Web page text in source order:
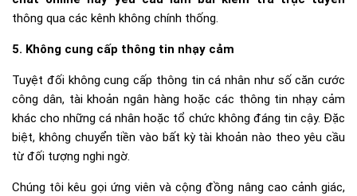
thông qua các kênh không chính thống.
5. Không cung cấp thông tin nhạy cảm
Tuyệt đối không cung cấp thông tin cá nhân như số căn cước
công dân, tài khoản ngân hàng hoặc các thông tin nhạy cảm
khác cho những cá nhân hoặc tổ chức không đáng tin cậy. Đặc
biệt, không chuyển tiền vào bất kỳ tài khoản nào theo yêu cầu
từ đối tượng nghi ngờ.
Chúng tôi kêu gọi ứng viên và cộng đồng nâng cao cảnh giác,